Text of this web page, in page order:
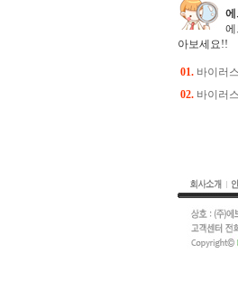
아보세요!!
01. 바이러
02. 바이러